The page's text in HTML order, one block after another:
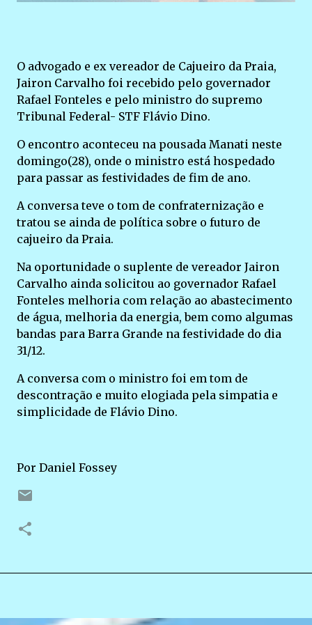
O advogado e ex vereador de Cajueiro da Praia,
Jairon Carvalho foi recebido pelo governador
Rafael Fonteles e pelo ministro do supremo
Tribunal Federal- STF Flávio Dino.
O encontro aconteceu na pousada Manati neste
domingo(28), onde o ministro está hospedado
para passar as festividades de fim de ano.
A conversa teve o tom de confraternização e
tratou se ainda de política sobre o futuro de
cajueiro da Praia.
Na oportunidade o suplente de vereador Jairon
Carvalho ainda solicitou ao governador Rafael
Fonteles melhoria com relação ao abastecimento
de água, melhoria da energia, bem como algumas
bandas para Barra Grande na festividade do dia
31/12.
A conversa com o ministro foi em tom de
descontração e muito elogiada pela simpatia e
simplicidade de Flávio Dino.
Por Daniel Fossey